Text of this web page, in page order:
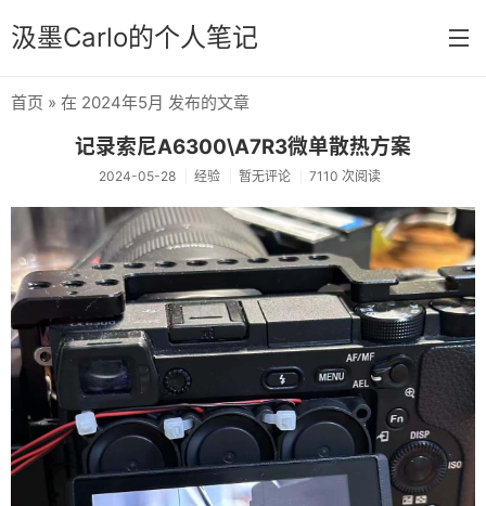
汲墨Carlo的个人笔记
分类
经验
感想
文章
相册
Memos
首页 » 在 2024年5月 发布的文章
记录索尼A6300\A7R3微单散热方案
2024-05-28 经验 暂无评论 7110 次阅读